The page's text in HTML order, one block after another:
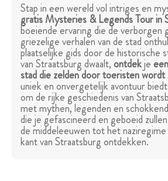
Stap in een wereld vol intriges en
gratis Mysteries & Legends Tour in
boeiende ervaring die de verborgen
griezelige verhalen van de stad
plaatselijke gids door de historische
van Straatsburg dwaalt,ontdekje
stad die zelden door toeristen wordt
uniek en onvergetelijk avontuur
om de rijke geschiedenis van
met mythen, legenden en
die je gefascineerd en geboeid
de middeleeuwen tot het
kant van Straatsburg ontdekken.